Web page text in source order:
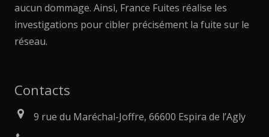
aucun dommage. Ainsi, France Fuites réalise les
investigations pour cibler précisément la fuite sur le
réseau.
Contacts
9 rue du Maréchal-Joffre, 66600 Espira de l’Agly